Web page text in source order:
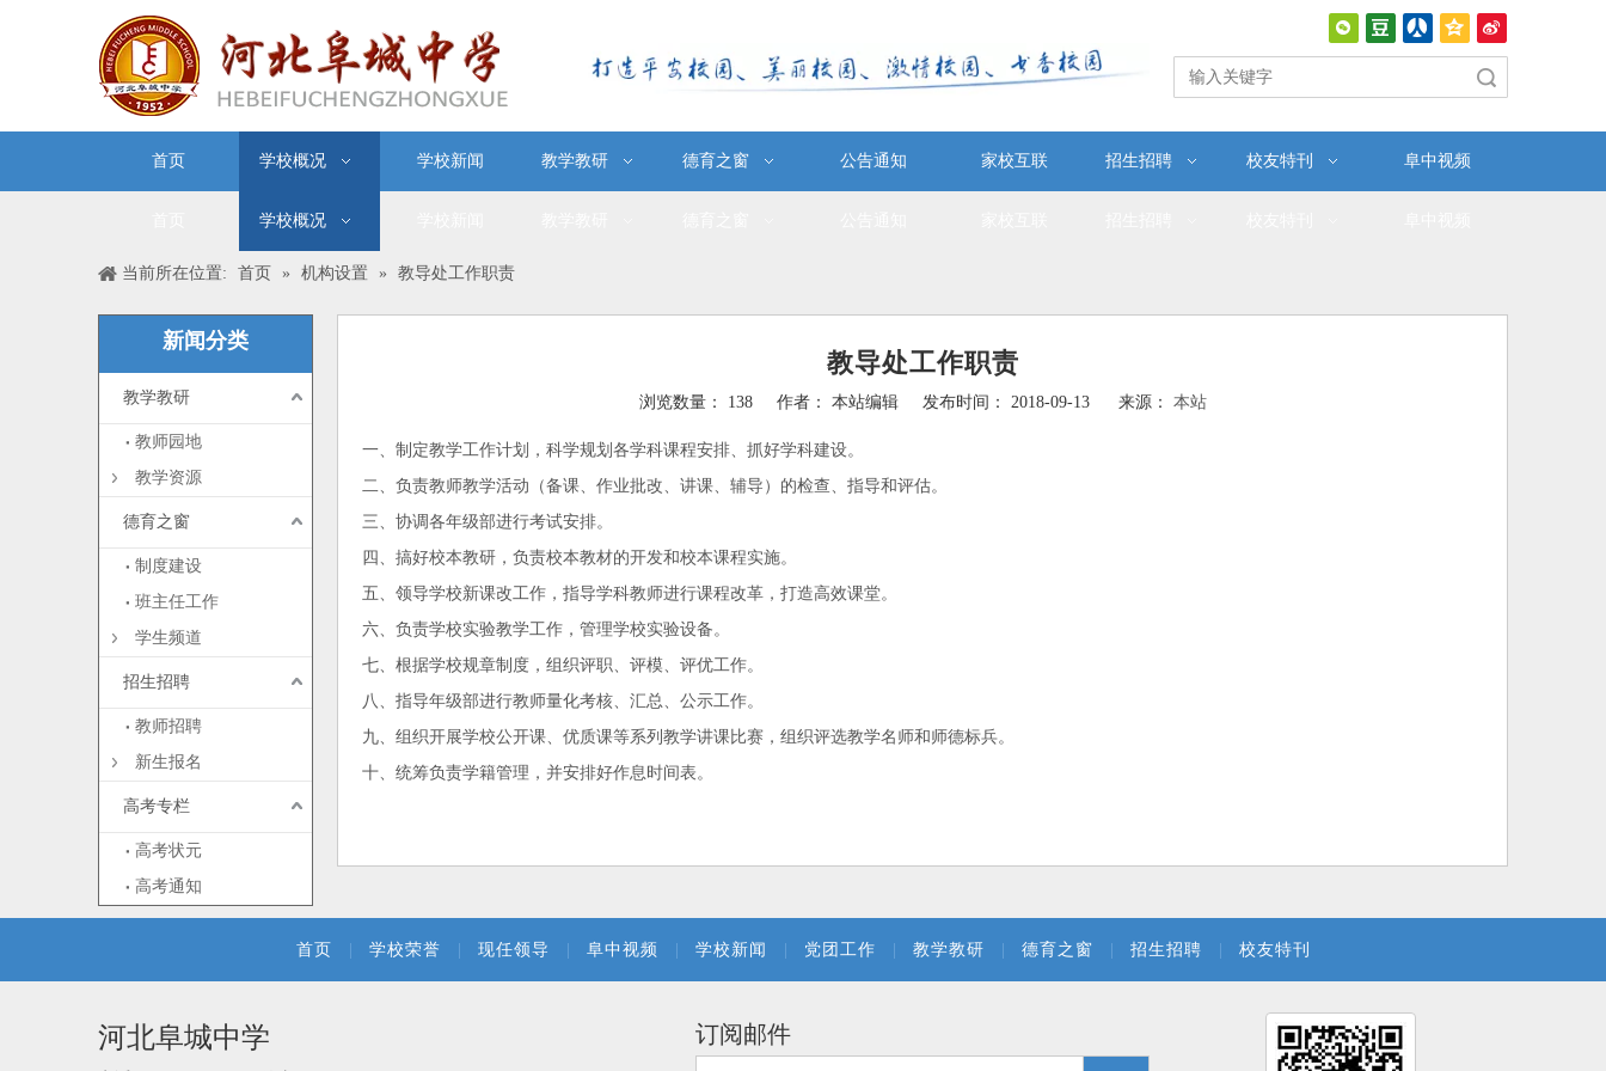
首页 学校概况 学校新闻 教学教研 德育之窗 公告通知 家校互联 招生招聘 校友特刊 阜中视频
学校概况
当前所在位置: 首页 » 机构设置 » 教导处工作职责
新闻分类
教学教研
教师园地
教学资源
德育之窗
制度建设
班主任工作
学生频道
招生招聘
教师招聘
新生报名
高考专栏
高考状元
高考通知
教导处工作职责
浏览数量： 138作者： 本站编辑 发布时间： 2018-09-13 来源： 本站
["wechat","weibo","qzone","douban","email"]
一、制定教学工作计划，科学规划各学科课程安排、抓好学科建设。
二、负责教师教学活动（备课、作业批改、讲课、辅导）的检查、指导和评估。
三、协调各年级部进行考试安排。
四、搞好校本教研，负责校本教材的开发和校本课程实施。
五、领导学校新课改工作，指导学科教师进行课程改革，打造高效课堂。
六、负责学校实验教学工作，管理学校实验设备。
七、根据学校规章制度，组织评职、评模、评优工作。
八、指导年级部进行教师量化考核、汇总、公示工作。
九、组织开展学校公开课、优质课等系列教学讲课比赛，组织评选教学名师和师德标兵。
十、统筹负责学籍管理，并安排好作息时间表。
首页 学校荣誉 现任领导 阜中视频 学校新闻 党团工作 教学教研 德育之窗 招生招聘 校友特刊
河北阜城中学 订阅邮件